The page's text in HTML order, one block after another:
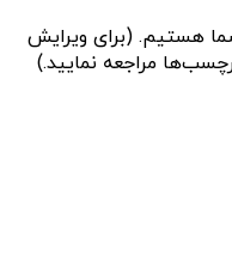
شما هستیم. (برای ویرایش
مراجعه نمایید.)